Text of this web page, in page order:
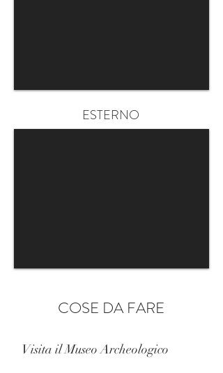
ESTERNO
COSE DA FARE
Visita il Museo Archeologico